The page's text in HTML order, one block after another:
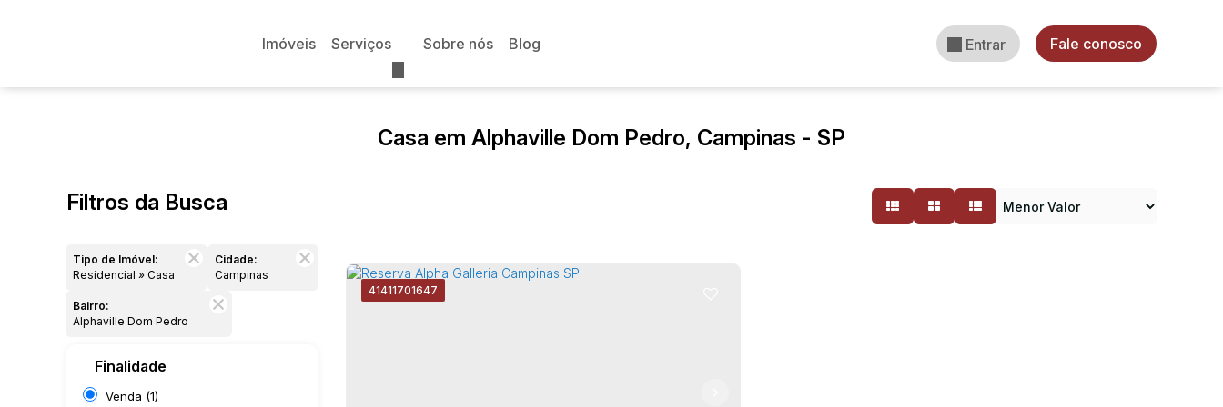
Fale conosco
Entrar
Blog
Sobre nós
Serviços
Imóveis
Casa em Alphaville Dom Pedro, Campinas - SP
Filtros da Busca
Tipo de Imóvel:
Residencial » Casa
Cidade:
Campinas
Bairro:
Alphaville Dom Pedro
Finalidade
Venda (1)
41411701647